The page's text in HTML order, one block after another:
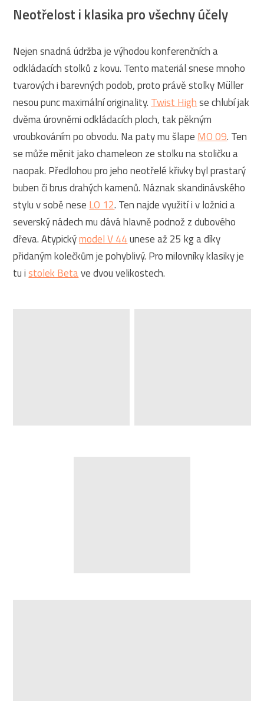
Neotřelost i klasika pro všechny účely
Nejen snadná údržba je výhodou konferenčních a
odkládacích stolků z kovu. Tento materiál snese mnoho
tvarových i barevných podob, proto právě stolky Müller
nesou punc maximální originality.Twist Highse chlubí jak
dvěma úrovněmi odkládacích ploch, tak pěkným
vroubkováním po obvodu. Na paty mu šlapeMO 09. Ten
se může měnit jako chameleon ze stolku na stoličku a
naopak. Předlohou pro jeho neotřelé křivky byl prastarý
buben či brus drahých kamenů. Náznak skandinávského
stylu v sobě neseLO 12. Ten najde využití i v ložnici a
severský nádech mu dává hlavně podnož z dubového
dřeva. Atypickýmodel V 44unese až 25 kg a díky
přidaným kolečkům je pohyblivý. Pro milovníky klasiky je
tu istolek Betave dvou velikostech.